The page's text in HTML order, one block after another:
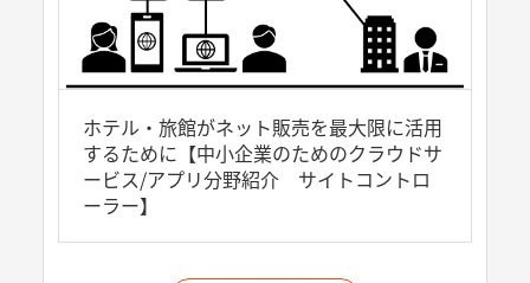
ホテル・旅館がネット販売を最大限に活用
するために【中小企業のためのクラウドサ
ービス/アプリ分野紹介 サイトコントロ
ーラー】